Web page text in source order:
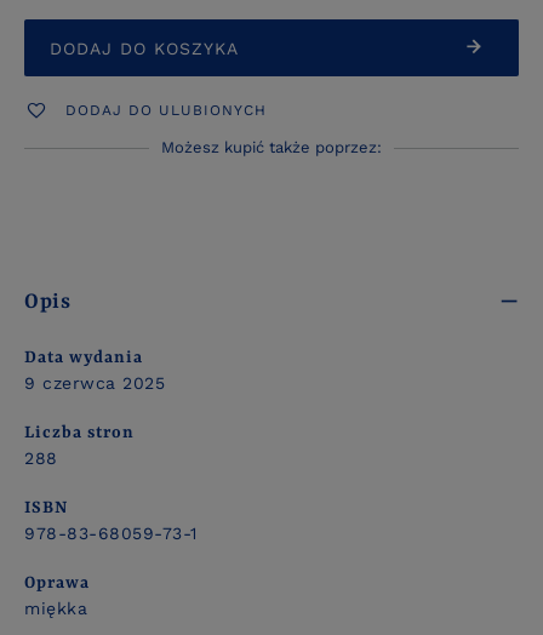
DODAJ DO KOSZYKA
DODAJ DO ULUBIONYCH
Możesz kupić także poprzez:
Opis
Data wydania
9 czerwca 2025
Liczba stron
288
ISBN
978-83-68059-73-1
Oprawa
miękka